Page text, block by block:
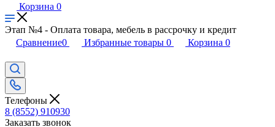
Корзина 0
Этап №4 - Оплата товара, мебель в рассрочку и кредит
Сравнение0 Избранные товары 0 Корзина 0
Телефоны
8 (8552) 910930
Заказать звонок